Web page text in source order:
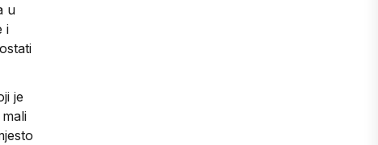
u
i
je